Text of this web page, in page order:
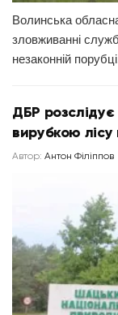
Волинська
зловживанні
незаконній
ДБР
вирубкою
Автор: Антон Філіппов